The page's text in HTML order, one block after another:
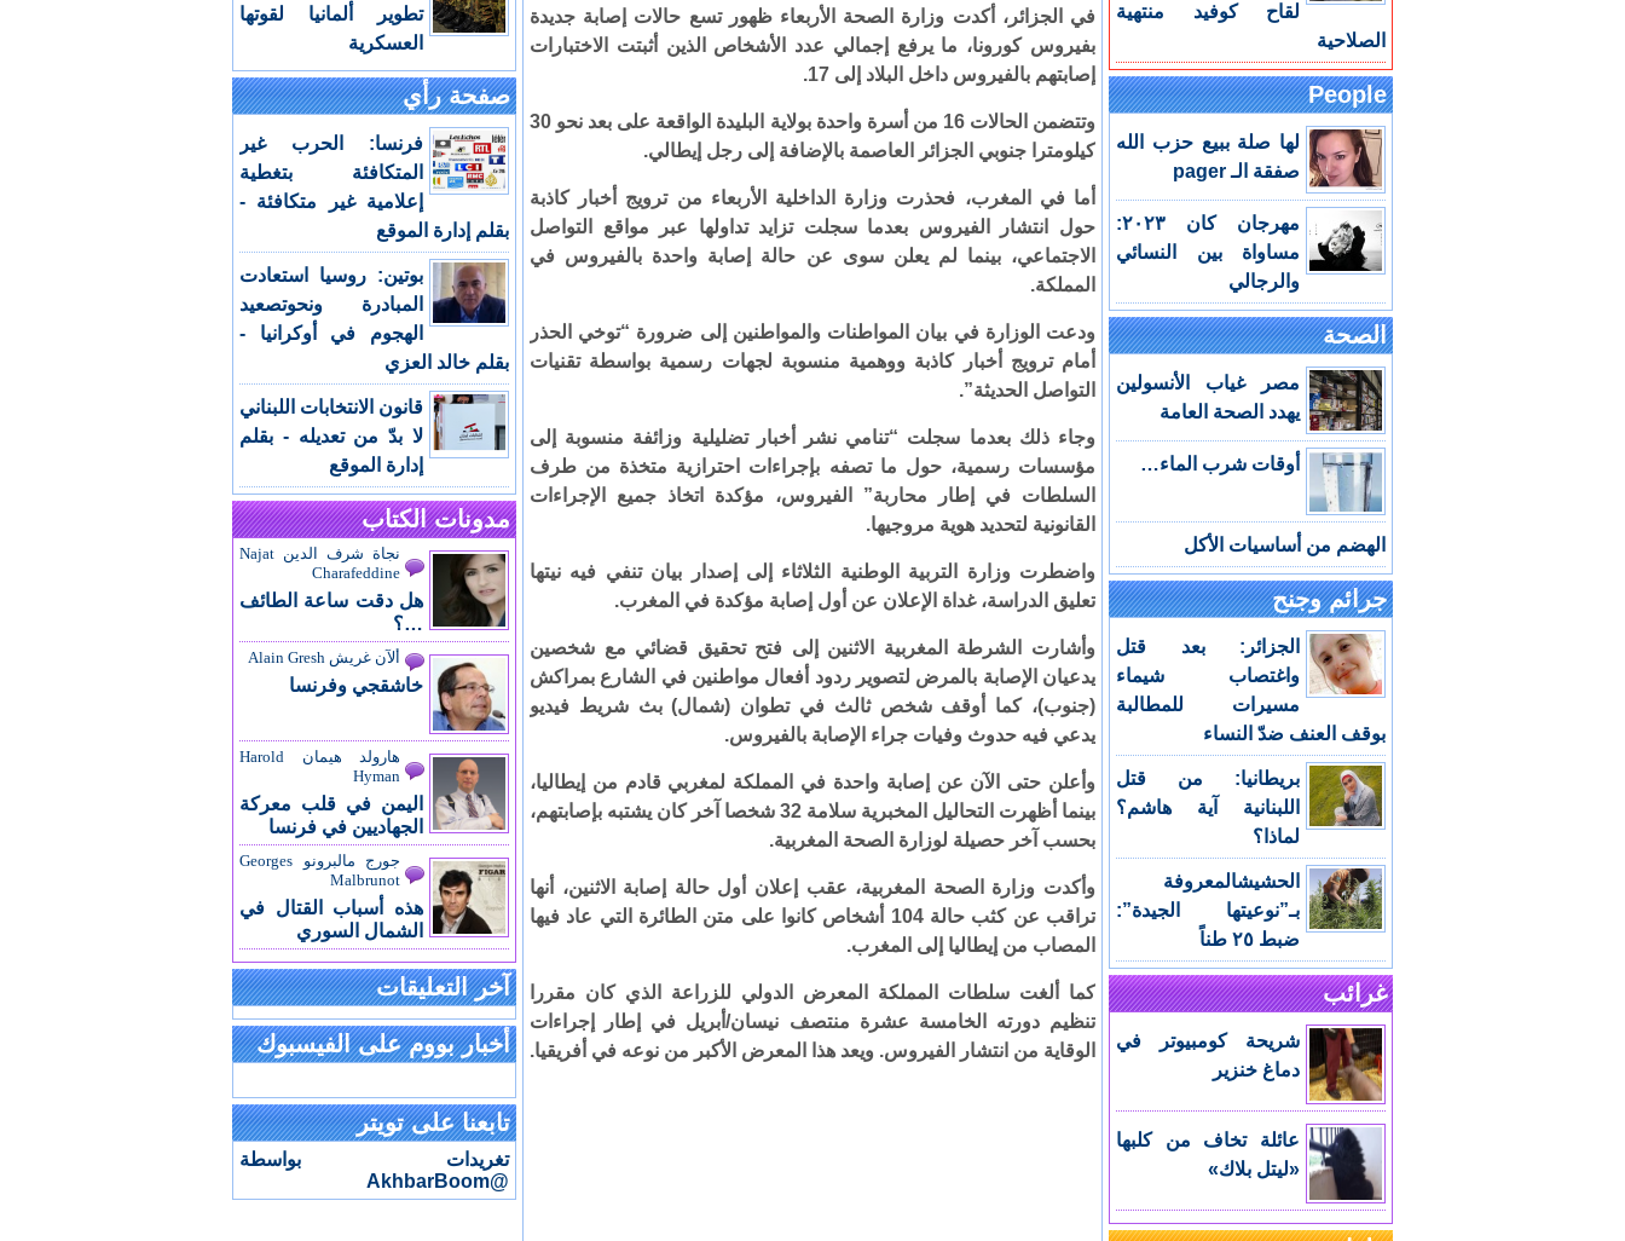
لقاح كوفيد منتهية
الصلاحية
People
لها صلة ببيع حزب الله
صفقة الـ pager
مهرجان كان ٢٠٢٣:
مساواة بين النسائي
والرجالي
الصحة
مصر غياب الأنسولين
يهدد الصحة العامة
أوقات شرب الماء…
الهضم من أساسيات الأكل
جرائم وجنح
الجزائر: بعد قتل
واغتصاب شيماء
مسيرات للمطالبة
بوقف العنف ضدّ النساء
بريطانيا: من قتل
اللبنانية آية هاشم؟
لماذا؟
الحشيشالمعروفة
بـ”نوعيتها الجيدة”:
ضبط ٢٥ طناً
غرائب
شريحة كومبيوتر في
دماغ خنزير
عائلة تخاف من كلبها
«ليتل بلاك»
في الجزائر، أكدت وزارة الصحة الأربعاء ظهور تسع حالات إصابة جديدة
بفيروس كورونا، ما يرفع إجمالي عدد الأشخاص الذين أثبتت الاختبارات
إصابتهم بالفيروس داخل البلاد إلى 17.
وتتضمن الحالات 16 من أسرة واحدة بولاية البليدة الواقعة على بعد نحو 30
كيلومترا جنوبي الجزائر العاصمة بالإضافة إلى رجل إيطالي.
أما في المغرب، فحذرت وزارة الداخلية الأربعاء من ترويج أخبار كاذبة
حول انتشار الفيروس بعدما سجلت تزايد تداولها عبر مواقع التواصل
الاجتماعي، بينما لم يعلن سوى عن حالة إصابة واحدة بالفيروس في
المملكة.
ودعت الوزارة في بيان المواطنات والمواطنين إلى ضرورة “توخي الحذر
أمام ترويج أخبار كاذبة ووهمية منسوبة لجهات رسمية بواسطة تقنيات
التواصل الحديثة”.
وجاء ذلك بعدما سجلت “تنامي نشر أخبار تضليلية وزائفة منسوبة إلى
مؤسسات رسمية، حول ما تصفه بإجراءات احترازية متخذة من طرف
السلطات في إطار محاربة” الفيروس، مؤكدة اتخاذ جميع الإجراءات
القانونية لتحديد هوية مروجيها.
واضطرت وزارة التربية الوطنية الثلاثاء إلى إصدار بيان تنفي فيه نيتها
تعليق الدراسة، غداة الإعلان عن أول إصابة مؤكدة في المغرب.
وأشارت الشرطة المغربية الاثنين إلى فتح تحقيق قضائي مع شخصين
يدعيان الإصابة بالمرض لتصوير ردود أفعال مواطنين في الشارع بمراكش
(جنوب)، كما أوقف شخص ثالث في تطوان (شمال) بث شريط فيديو
يدعي فيه حدوث وفيات جراء الإصابة بالفيروس.
وأعلن حتى الآن عن إصابة واحدة في المملكة لمغربي قادم من إيطاليا،
بينما أظهرت التحاليل المخبرية سلامة 32 شخصا آخر كان يشتبه بإصابتهم،
بحسب آخر حصيلة لوزارة الصحة المغربية.
وأكدت وزارة الصحة المغربية، عقب إعلان أول حالة إصابة الاثنين، أنها
تراقب عن كثب حالة 104 أشخاص كانوا على متن الطائرة التي عاد فيها
المصاب من إيطاليا إلى المغرب.
كما ألغت سلطات المملكة المعرض الدولي للزراعة الذي كان مقررا
تنظيم دورته الخامسة عشرة منتصف نيسان/أبريل في إطار إجراءات
الوقاية من انتشار الفيروس. ويعد هذا المعرض الأكبر من نوعه في أفريقيا.
تطوير ألمانيا لقوتها
العسكرية
صفحة رأي
فرنسا: الحرب غير
المتكافئة بتغطية
إعلامية غير متكافئة -
بقلم إدارة الموقع
بوتين: روسيا استعادت
المبادرة ونحوتصعيد
الهجوم في أوكرانيا -
بقلم خالد العزي
قانون الانتخابات اللبناني
لا بدّ من تعديله - بقلم
إدارة الموقع
مدونات الكتاب
نجاة شرف الدين Najat
Charafeddine
هل دقت ساعة الطائف
…؟
ألآن غريش Alain Gresh
خاشقجي وفرنسا
هارولد هيمان Harold
Hyman
اليمن في قلب معركة
الجهاديين في فرنسا
جورج مالبرونو Georges
Malbrunot
هذه أسباب القتال في
الشمال السوري
آخر التعليقات
أخبار بووم على الفيسبوك
تابعنا على تويتر
تغريدات بواسطة
@AkhbarBoom